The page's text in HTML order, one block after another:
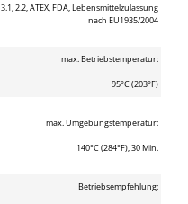
3.1, 2.2, ATEX, FDA, Lebensmittelzulassung
nach EU1935/2004
max. Betriebstemperatur:
95°C (203°F)
max. Umgebungstemperatur:
140°C (284°F), 30 Min.
Betriebsempfehlung: